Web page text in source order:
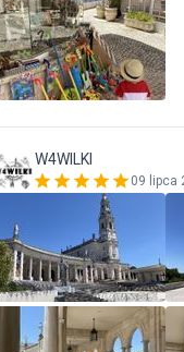
W4WILKI
09 lipca